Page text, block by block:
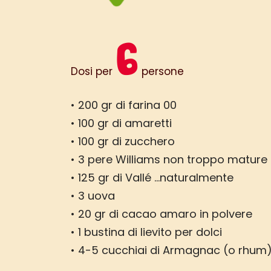
Dosi per 6 persone
• 200 gr di farina 00
• 100 gr di amaretti
• 100 gr di zucchero
• 3 pere Williams non troppo mature
• 125 gr di Vallé …naturalmente
• 3 uova
• 20 gr di cacao amaro in polvere
• 1 bustina di lievito per dolci
• 4-5 cucchiai di Armagnac (o